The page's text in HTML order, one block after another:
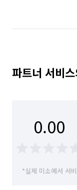
파트너 서비
0.00
*실제 미소에서 서